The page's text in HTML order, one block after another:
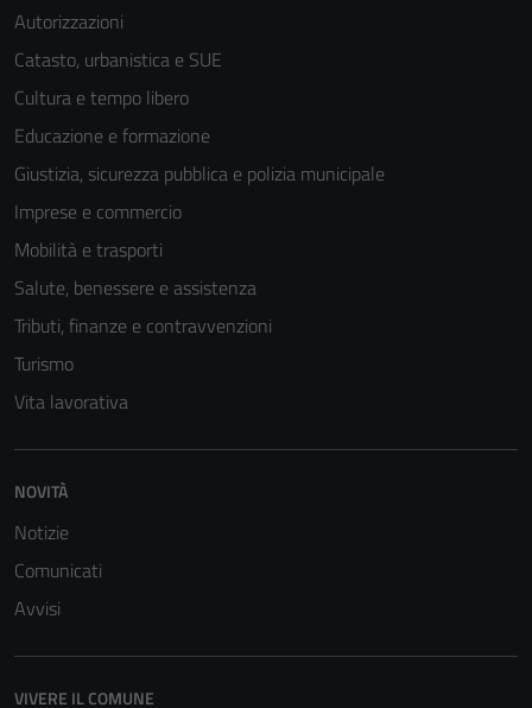
Autorizzazioni
Catasto, urbanistica e SUE
Cultura e tempo libero
Educazione e formazione
Giustizia, sicurezza pubblica e polizia municipale
Imprese e commercio
Mobilità e trasporti
Salute, benessere e assistenza
Tributi, finanze e contravvenzioni
Turismo
Vita lavorativa
NOVITÀ
Notizie
Comunicati
Avvisi
VIVERE IL COMUNE